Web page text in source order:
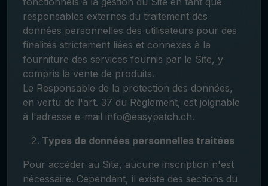
responsables externes du traitement des
données personnelles des utilisateurs pour des
finalités strictement liées et connexes à la
fourniture des services fournis par le Site, y
compris la vente de produits.
Le Responsable de la protection des données,
en vertu de l'art. 37 du Règlement, est joignable
à l'adresse e-mail info@easypatch.ch.
Types de données personnelles traitées
Pour accéder au Site, aucune inscription n'est
nécessaire. Cependant, il existe des sections du